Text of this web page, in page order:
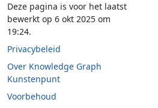
Deze pagina is voor het laatst
bewerkt op 6 okt 2025 om
19:24.
Privacybeleid
Over Knowledge Graph
Kunstenpunt
Voorbehoud